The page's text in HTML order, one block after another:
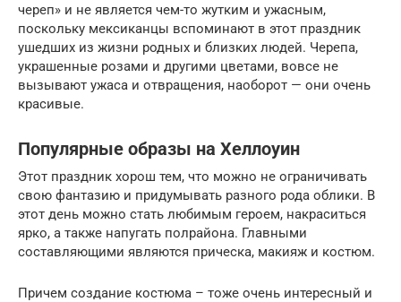
череп» и не является чем-то жутким и ужасным,
поскольку мексиканцы вспоминают в этот праздник
ушедших из жизни родных и близких людей. Черепа,
украшенные розами и другими цветами, вовсе не
вызывают ужаса и отвращения, наоборот — они очень
красивые.
Популярные образы на Хеллоуин
Этот праздник хорош тем, что можно не ограничивать
свою фантазию и придумывать разного рода облики. В
этот день можно стать любимым героем, накраситься
ярко, а также напугать полрайона. Главными
составляющими являются прическа, макияж и костюм.
Причем создание костюма – тоже очень интересный и